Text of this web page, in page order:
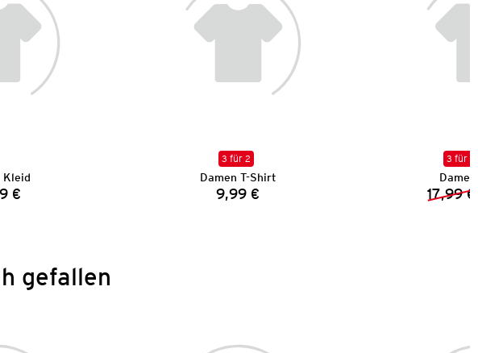
Kleid
€
3 für 2
Damen T-Shirt
Preis:
9,99 €
3 für 2
17,99 €
gefallen